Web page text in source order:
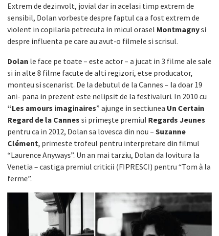
Extrem de dezinvolt, jovial dar in acelasi timp extrem de
sensibil, Dolan vorbeste despre faptul ca a fost extrem de
violent in copilaria petrecuta in micul orasel Montmagnysi
despre influenta pe care au avut-o filmele si scrisul.
Dolan le face pe toate – este actor – a jucat in 3 filme ale sale
si in alte 8 filme facute de alti regizori, etse producator,
monteu si scenarist. De la debutul de la Cannes – la doar 19
ani- pana in prezent este nelipsit de la festivaluri. In 2010 cu
“Les amours imaginaires” ajunge in sectiunea Un Certain
Regard de la Cannes si primeşte premiul Regards Jeunes
pentru ca in 2012, Dolan sa lovesca din nou – Suzanne
Clément, primeste trofeul pentru interpretare din filmul
“Laurence Anyways”. Un an mai tarziu, Dolan da lovitura la
Venetia – castiga premiul criticii (FIPRESCI) pentru “Tom à la
ferme”.